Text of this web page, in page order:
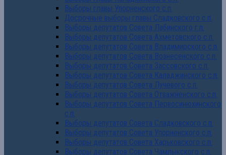
Выборы главы Упорненского с.п.
Досрочные выборы главы Сладковского с.п.
Выборы депутатов Совета Лабинского г.п.
Выборы депутатов Совета Ахметовского с.п.
Выборы депутатов Совета Владимирского с.п.
Выборы депутатов Совета Вознесенского с.п.
Выборы депутатов Совета Зассовского с.п.
Выборы депутатов Совета Каладжинского с.п.
Выборы депутатов Совета Лучевого с.п.
Выборы депутатов Совета Отважненского с.п.
Выборы депутатов Совета Первосинюхинского
с.п.
Выборы депутатов Совета Сладковского с.п.
Выборы депутатов Совета Упорненского с.п.
Выборы депутатов Совета Харьковского с.п.
Выборы депутатов Совета Чамлыкского с.п.